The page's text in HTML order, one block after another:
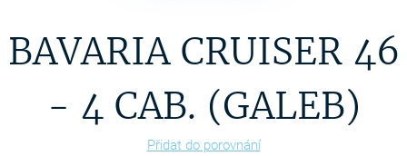
BAVARIA CRUISER 46
- 4 CAB. (GALEB)
Přidat do porovnání